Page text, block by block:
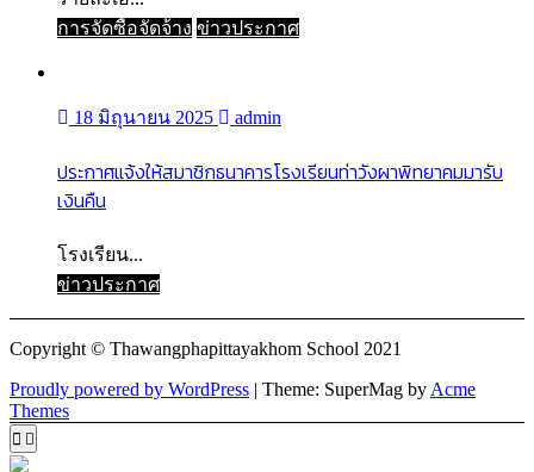
การจัดซื้อจัดจ้าง ข่าวประกาศ
18 มิถุนายน 2025 admin
ประกาศแจ้งให้สมาชิกธนาคารโรงเรียนท่าวังผาพิทยาคมมารับ
เงินคืน
โรงเรียน...
ข่าวประกาศ
Copyright © Thawangphapittayakhom School 2021
Proudly powered by WordPress | Theme: SuperMag by Acme
Themes